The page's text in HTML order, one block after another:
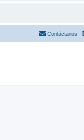
Contáctanos